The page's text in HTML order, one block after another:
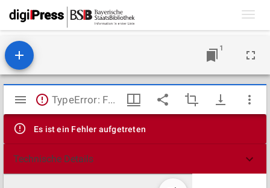
1
Mirador
Viewer
TypeError: Failed to fetch
Es ist ein Fehler aufgetreten
Technische Details